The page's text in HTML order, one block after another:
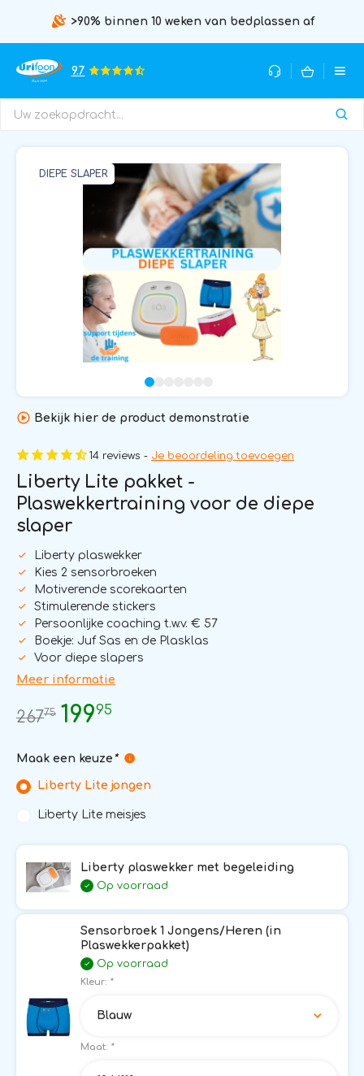
>90% binnen 10 weken van bedplassen af
9.7
DIEPE SLAPER
Bekijk hier de product demonstratie
14 reviews - Je beoordeling toevoegen
Liberty Lite pakket -
Plaswekkertraining voor de diepe
slaper
Liberty plaswekker
Kies 2 sensorbroeken
Motiverende scorekaarten
Stimulerende stickers
Persoonlijke coaching t.w.v. € 57
Boekje: Juf Sas en de Plasklas
Voor diepe slapers
Meer informatie
26775 19995
Maak een keuze *
Liberty Lite jongen
Liberty Lite meisjes
Liberty plaswekker met begeleiding
Op voorraad
Sensorbroek 1 Jongens/Heren (in
Plaswekkerpakket)
Op voorraad
Kleur: *
Blauw
Maat: *